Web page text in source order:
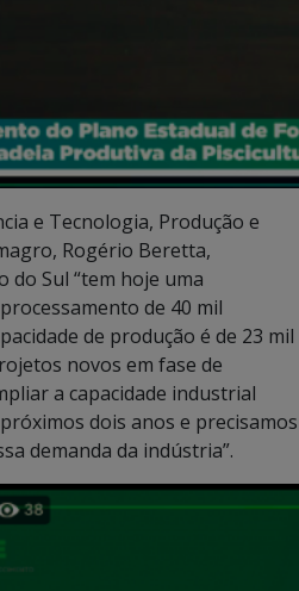
e Tecnologia, Produção e
Rogério Beretta,
Sul “tem hoje uma
de 40 mil
de produção é de 23 mil
novos em fase de
a capacidade industrial
dois anos e precisamos
demanda da indústria”.